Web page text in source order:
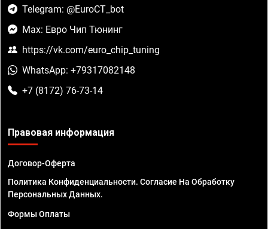
Telegram: @EuroCT_bot
Max: Евро Чип Тюнинг
https://vk.com/euro_chip_tuning
WhatsApp: +79317082148
+7 (8172) 76-73-14
Правовая информация
Договор-Оферта
Политика Конфиденциальности. Согласие На Обработку
Персональных Данных.
Формы Оплаты